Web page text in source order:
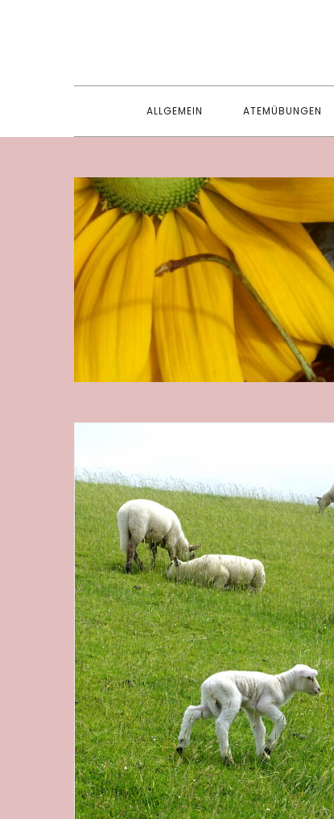
ALLGEMEIN ATEMÜBUNGEN